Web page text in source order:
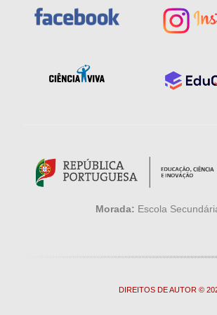
Morada: Escola
DIREITOS DE AUTOR ©